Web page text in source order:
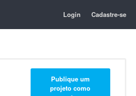
Login Cadastre-se
Publique um
projeto como